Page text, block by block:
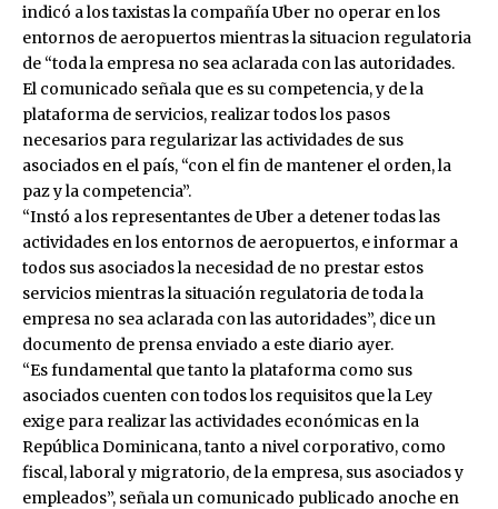
indicó a los taxistas la compañía Uber no operar en los
entornos de aeropuertos mientras la situacion regulatoria
de “toda la empresa no sea aclarada con las autoridades.
El comunicado señala que es su competencia, y de la
plataforma de servicios, realizar todos los pasos
necesarios para regularizar las actividades de sus
asociados en el país, “con el fin de mantener el orden, la
paz y la competencia”.
“Instó a los representantes de Uber a detener todas las
actividades en los entornos de aeropuertos, e informar a
todos sus asociados la necesidad de no prestar estos
servicios mientras la situación regulatoria de toda la
empresa no sea aclarada con las autoridades”, dice un
documento de prensa enviado a este diario ayer.
“Es fundamental que tanto la plataforma como sus
asociados cuenten con todos los requisitos que la Ley
exige para realizar las actividades económicas en la
República Dominicana, tanto a nivel corporativo, como
fiscal, laboral y migratorio, de la empresa, sus asociados y
empleados”, señala un comunicado publicado anoche en